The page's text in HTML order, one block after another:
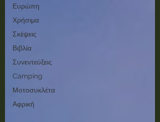
Ευρώπη
Χρήσιμα
Σκέψεις
Βιβλία
Συνεντεύξεις
Camping
Μοτοσυκλέτα
Αφρική